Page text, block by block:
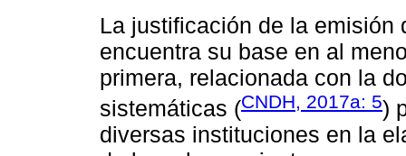
La justificación de la emisión
encuentra su base en al
primera, relacionada con la
sistemáticas (CNDH, 2017a: 5)
diversas instituciones en la